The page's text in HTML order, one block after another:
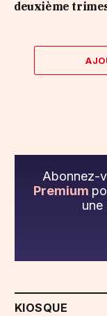
deuxième
Abonnez-
Premium
une
KIOSQUE